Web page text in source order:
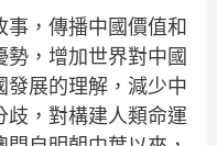
，傳播中國價值和
，增加世界對中國
展的理解，減少中
歧，對構建人類命運